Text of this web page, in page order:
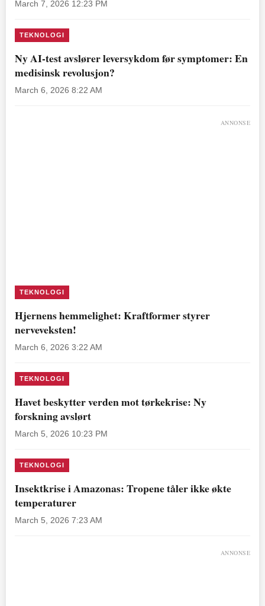
March 7, 2026 12:23 PM
TEKNOLOGI
Ny AI-test avslører leversykdom før symptomer: En
medisinsk revolusjon?
March 6, 2026 8:22 AM
ANNONSE
TEKNOLOGI
Hjernens hemmelighet: Kraftformer styrer
nerveveksten!
March 6, 2026 3:22 AM
TEKNOLOGI
Havet beskytter verden mot tørkekrise: Ny
forskning avslørt
March 5, 2026 10:23 PM
TEKNOLOGI
Insektkrise i Amazonas: Tropene tåler ikke økte
temperaturer
March 5, 2026 7:23 AM
ANNONSE